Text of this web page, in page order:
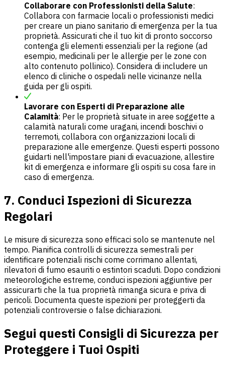
Collaborare con Professionisti della Salute:
Collabora con farmacie locali o professionisti medici
per creare un piano sanitario di emergenza per la tua
proprietà. Assicurati che il tuo kit di pronto soccorso
contenga gli elementi essenziali per la regione (ad
esempio, medicinali per le allergie per le zone con
alto contenuto pollinico). Considera di includere un
elenco di cliniche o ospedali nelle vicinanze nella
guida per gli ospiti.
Lavorare con Esperti di Preparazione alle
Calamità: Per le proprietà situate in aree soggette a
calamità naturali come uragani, incendi boschivi o
terremoti, collabora con organizzazioni locali di
preparazione alle emergenze. Questi esperti possono
guidarti nell'impostare piani di evacuazione, allestire
kit di emergenza e informare gli ospiti su cosa fare in
caso di emergenza.
7. Conduci Ispezioni di Sicurezza
Regolari
Le misure di sicurezza sono efficaci solo se mantenute nel
tempo. Pianifica controlli di sicurezza semestrali per
identificare potenziali rischi come corrimano allentati,
rilevatori di fumo esauriti o estintori scaduti. Dopo condizioni
meteorologiche estreme, conduci ispezioni aggiuntive per
assicurarti che la tua proprietà rimanga sicura e priva di
pericoli. Documenta queste ispezioni per proteggerti da
potenziali controversie o false dichiarazioni.
Segui questi Consigli di Sicurezza per
Proteggere i Tuoi Ospiti